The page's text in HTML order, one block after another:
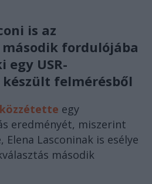
is az
fordulójába
USR-
felmérésből
közzétette egy
eredményét, miszerint
Lasconinak is esélye
második